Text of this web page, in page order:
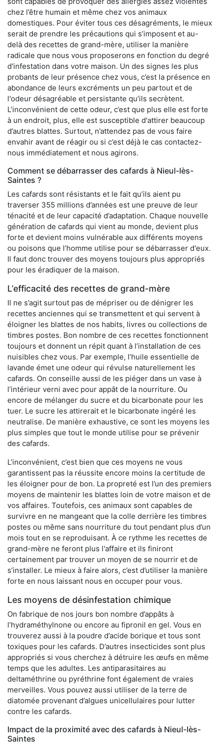
chez l’être humain et même chez vos animaux
domestiques. Pour éviter tous ces désagréments, le mieux
serait de prendre les précautions qui s’imposent et au-
delà des recettes de grand-mère, utiliser la manière
radicale que nous vous proposerons en fonction du degré
d'infestation dans votre maison. Un des signes les plus
probants de leur présence chez vous, c’est la présence en
abondance de leurs excréments un peu partout et de
l'odeur désagréable et persistante qu’ils secrètent.
L’inconvénient de cette odeur, c’est que plus elle est forte
à un endroit, plus, elle est susceptible d'attirer beaucoup
d’autres blattes. Surtout, n’attendez pas de vous faire
envahir avant de réagir ou si c’est déjà le cas contactez-
nous immédiatement et nous agirons.
Comment se débarrasser des cafards à Nieul-lès-
Saintes ?
Les cafards sont résistants et le fait qu’ils aient pu
traverser 355 millions d’années est une preuve de leur
ténacité et de leur capacité d’adaptation. Chaque nouvelle
génération de cafards qui vient au monde, devient plus
forte et devient moins vulnérable aux différents moyens
ou poisons que l’homme utilise pour se débarrasser d'eux.
Il faut donc trouver des moyens toujours plus appropriés
pour les éradiquer de la maison.
L’efficacité des recettes de grand-mère
Il ne s’agit surtout pas de mépriser ou de dénigrer les
recettes anciennes qui se transmettent et qui servent à
éloigner les blattes de nos habits, livres ou collections de
timbres postes. Bon nombre de ces recettes fonctionnent
toujours et donnent un répit quant à l’installation de ces
nuisibles chez vous. Par exemple, l’huile essentielle de
lavande émet une odeur qui révulse naturellement les
cafards. On conseille aussi de les piéger dans un vase à
l’intérieur verni avec pour appât de la nourriture. Ou
encore de mélanger du sucre et du bicarbonate pour les
tuer. Le sucre les attirerait et le bicarbonate ingéré les
neutralise. De manière exhaustive, ce sont les moyens les
plus simples que tout le monde utilise pour se prévenir
des cafards.
L’inconvénient, c’est bien que ces moyens ne vous
garantissent pas la réussite encore moins la certitude de
les éloigner pour de bon. La propreté est l’un des premiers
moyens de maintenir les blattes loin de votre maison et de
vos affaires. Toutefois, ces animaux sont capables de
survivre en ne mangeant que la colle derrière les timbres
postes ou même sans nourriture du tout pendant plus d’un
mois tout en se reproduisant. À ce rythme les recettes de
grand-mère ne feront plus l'affaire et ils finiront
certainement par trouver un moyen de se nourrir et de
s’installer. Le mieux à faire alors, c’est d’utiliser la manière
forte en nous laissant nous en occuper pour vous.
Les moyens de désinfestation chimique
On fabrique de nos jours bon nombre d’appâts à
l’hydraméthylnone ou encore au fipronil en gel. Vous en
trouverez aussi à la poudre d’acide borique et tous sont
toxiques pour les cafards. D’autres insecticides sont plus
appropriés si vous cherchez à détruire les œufs en même
temps que les adultes. Les antiparasitaires au
deltaméthrine ou pyréthrine font également de vraies
merveilles. Vous pouvez aussi utiliser de la terre de
diatomée provenant d’algues unicellulaires pour lutter
contre les cafards.
Impact de la proximité avec des cafards à Nieul-lès-
Saintes